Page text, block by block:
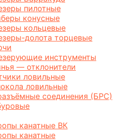
пилотные
конусные
кольцевые
долота торцевые
инструменты
— отклонители
ловильные
ловильные
соединения (БРС)
канатные ВК
канатные